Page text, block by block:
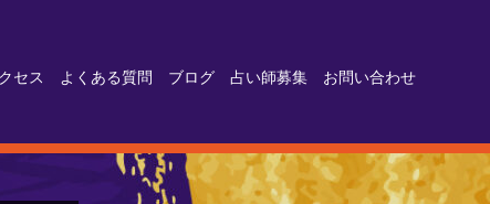
セス よくある質問 ブログ 占い師募集 お問い合わせ